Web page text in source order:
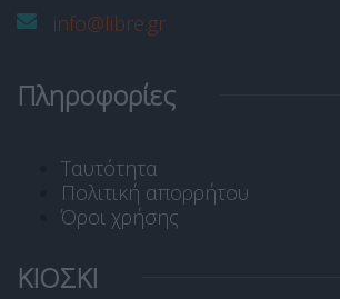
info@libre.gr
Πληροφορίες
Ταυτότητα
Πολιτική απορρήτου
Όροι χρήσης
ΚΙΟΣΚΙ